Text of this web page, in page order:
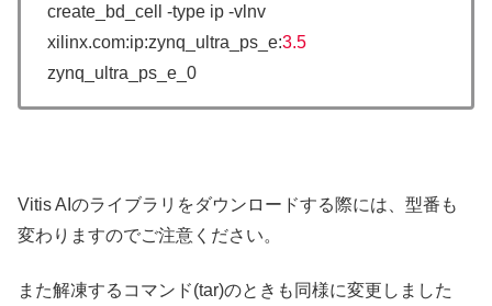
create_bd_cell -type ip -vlnv
xilinx.com:ip:zynq_ultra_ps_e:3.5
zynq_ultra_ps_e_0
Vitis AIのライブラリをダウンロードする際には、型番も
変わりますのでご注意ください。
また解凍するコマンド(tar)のときも同様に変更しました